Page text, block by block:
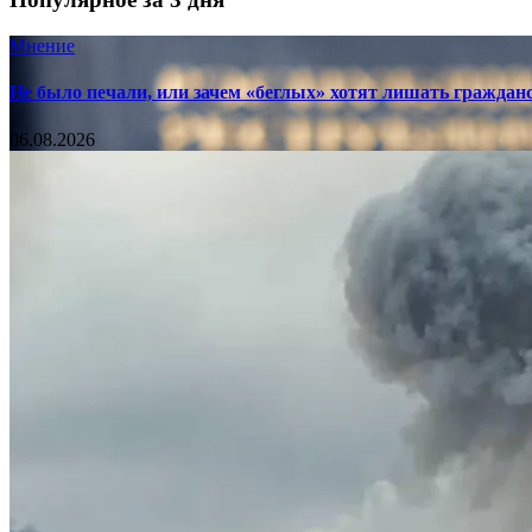
Мнение
Не было печали, или зачем «беглых» хотят лишать
06.08.2026